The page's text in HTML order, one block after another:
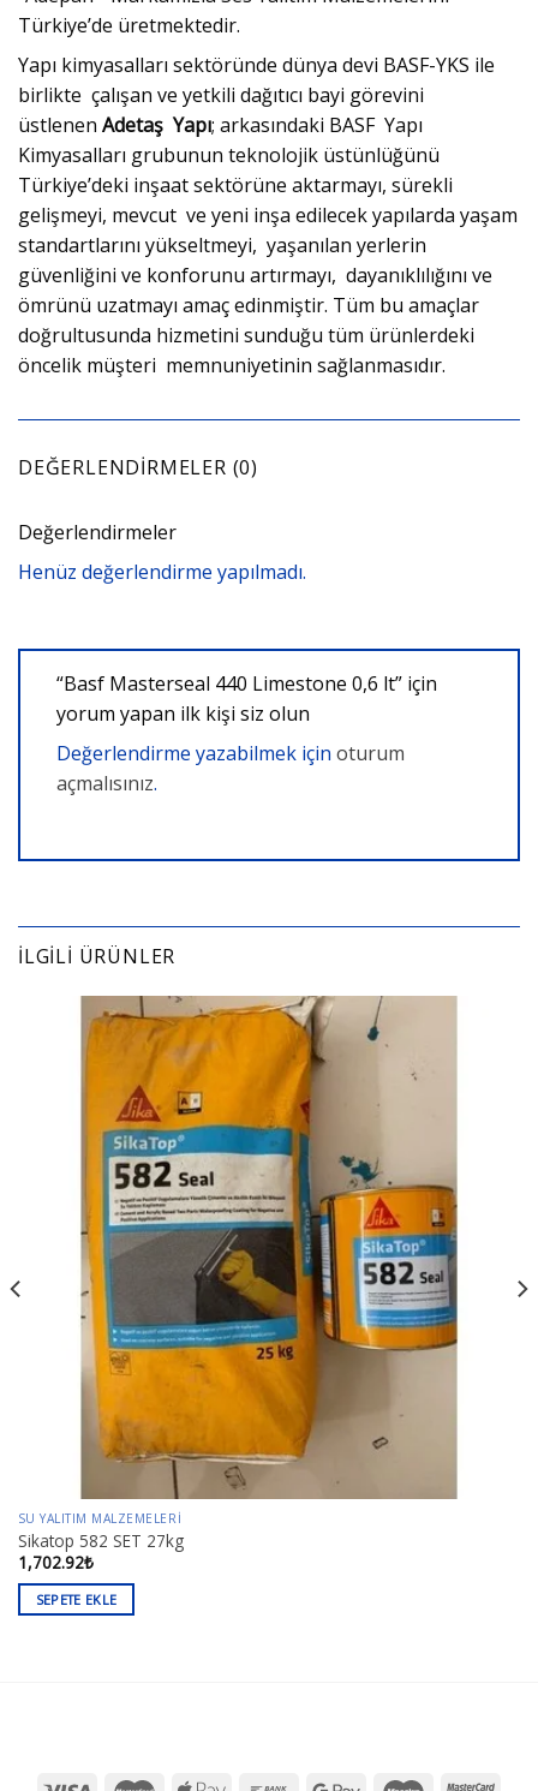
Türkiye’de üretmektedir.
Yapı kimyasalları sektöründe dünya devi BASF-YKS ile
birlikte çalışan ve yetkili dağıtıcı bayi görevini
üstlenen Adetaş Yapı; arkasındaki BASF Yapı
Kimyasalları grubunun teknolojik üstünlüğünü
Türkiye’deki inşaat sektörüne aktarmayı, sürekli
gelişmeyi, mevcut ve yeni inşa edilecek yapılarda yaşam
standartlarını yükseltmeyi, yaşanılan yerlerin
güvenliğini ve konforunu artırmayı, dayanıklılığını ve
ömrünü uzatmayı amaç edinmiştir. Tüm bu amaçlar
doğrultusunda hizmetini sunduğu tüm ürünlerdeki
öncelik müşteri memnuniyetinin sağlanmasıdır.
DEĞERLENDIRMELER (0)
Değerlendirmeler
Henüz değerlendirme yapılmadı.
“Basf Masterseal 440 Limestone 0,6 lt” için
yorum yapan ilk kişi siz olun
Değerlendirme yazabilmek için oturum
açmalısınız.
İLGILI ÜRÜNLER
SU YALITIM MALZEMELERI
Sikatop 582 SET 27kg
1,702.92₺
SEPETE EKLE